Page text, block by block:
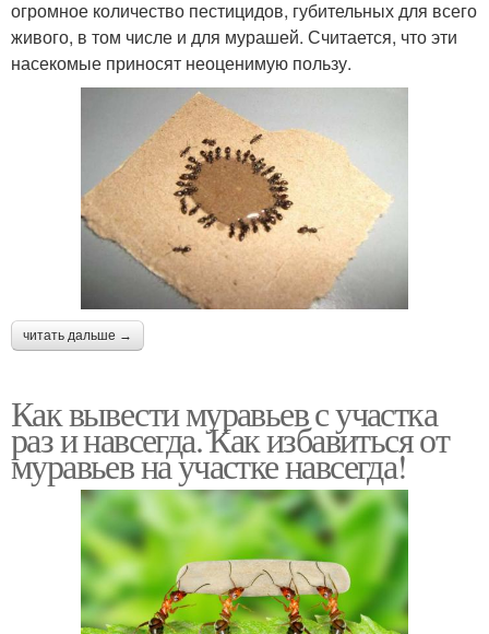
огромное количество пестицидов, губительных для всего
живого, в том числе и для мурашей. Считается, что эти
насекомые приносят неоценимую пользу.
читать дальше →
Как вывести муравьев с участка
раз и навсегда. Как избавиться от
муравьев на участке навсегда!